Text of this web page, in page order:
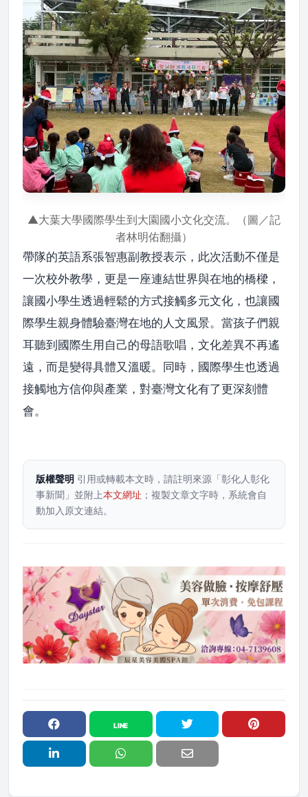
▲大葉大學國際學生到大園國小文化交流。（圖／記
者林明佑翻攝）
帶隊的英語系張智惠副教授表示，此次活動不僅是
一次校外教學，更是一座連結世界與在地的橋樑，
讓國小學生透過輕鬆的方式接觸多元文化，也讓國
際學生親身體驗臺灣在地的人文風景。當孩子們親
耳聽到國際生用自己的母語歌唱，文化差異不再遙
遠，而是變得具體又溫暖。同時，國際學生也透過
接觸地方信仰與產業，對臺灣文化有了更深刻體
會。
版權聲明 引用或轉載本文時，請註明來源「彰化人彰化
事新聞」並附上本文網址 ；複製文章文字時，系統會自
動加入原文連結。